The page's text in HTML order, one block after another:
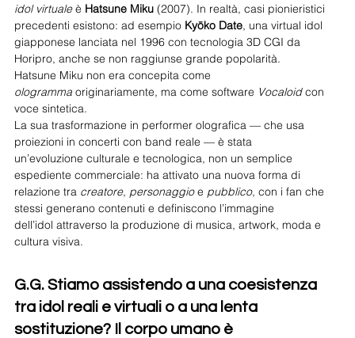
idol virtuale è Hatsune Miku (2007). In realtà, casi pionieristici
precedenti esistono: ad esempio Kyōko Date, una virtual idol
giapponese lanciata nel 1996 con tecnologia 3D CGI da
Horipro, anche se non raggiunse grande popolarità.
Hatsune Miku non era concepita come
ologramma originariamente, ma come software Vocaloid con
voce sintetica.
La sua trasformazione in performer olografica — che usa
proiezioni in concerti con band reale — è stata
un’evoluzione culturale e tecnologica, non un semplice
espediente commerciale: ha attivato una nuova forma di
relazione tra creatore, personaggio e pubblico, con i fan che
stessi generano contenuti e definiscono l’immagine
dell’idol attraverso la produzione di musica, artwork, moda e
cultura visiva.
G.G. Stiamo assistendo a una coesistenza
tra idol reali e virtuali o a una lenta
sostituzione? Il corpo umano è